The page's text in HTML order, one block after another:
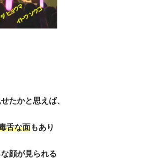
たかと思えば、
舌な面もあり
顔が見られる